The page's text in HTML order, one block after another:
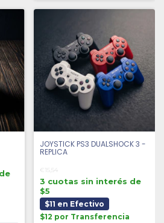
JOYSTICK PS3 DUALSHOCK 3 -
REPLICA
€15,54
3 cuotas sin interés de
$5
$11 en Efectivo
$12 por Transferencia